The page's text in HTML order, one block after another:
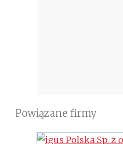
Powiązane firmy